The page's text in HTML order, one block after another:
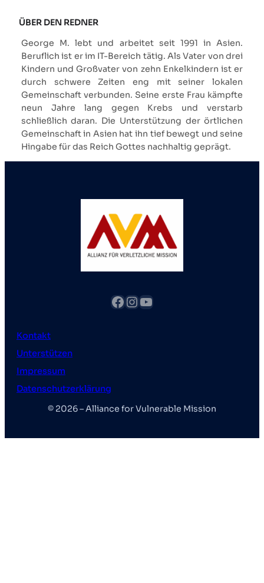
ÜBER DEN REDNER
George M. lebt und arbeitet seit 1991 in Asien.
Beruflich ist er im IT-Bereich tätig. Als Vater von drei
Kindern und Großvater von zehn Enkelkindern ist er
durch schwere Zeiten eng mit seiner lokalen
Gemeinschaft verbunden. Seine erste Frau kämpfte
neun Jahre lang gegen Krebs und verstarb
schließlich daran. Die Unterstützung der örtlichen
Gemeinschaft in Asien hat ihn tief bewegt und seine
Hingabe für das Reich Gottes nachhaltig geprägt.
Facebook InstagramYouTube
Kontakt
Unterstützen
Impressum
Datenschutzerklärung
© 2026 – Alliance for Vulnerable Mission